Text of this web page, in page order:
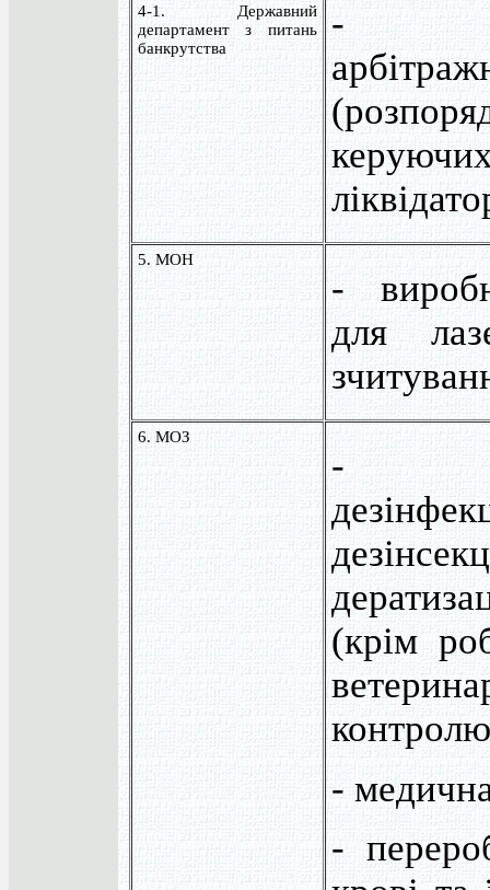
4-1. Державний
департамент з питань
банкрутства
-
5. МОН
-
для
6. МОЗ
-
(крім
-
-